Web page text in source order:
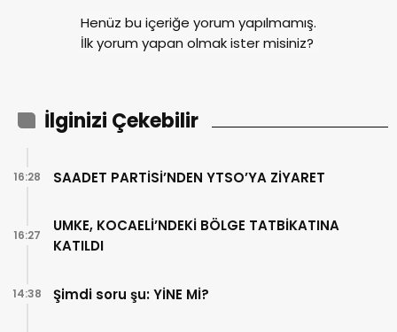
Henüz bu içeriğe yorum yapılmamış.
İlk yorum yapan olmak ister misiniz?
İlginizi Çekebilir
SAADET PARTİSİ’NDEN YTSO’YA ZİYARET
16:28
UMKE, KOCAELİ’NDEKİ BÖLGE TATBİKATINA
KATILDI
16:27
Şimdi soru şu: YİNE Mİ?
14:38